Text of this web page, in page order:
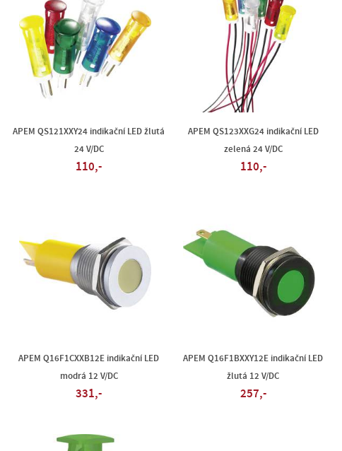
APEM QS121XXY24 indikační LED žlutá
24 V/DC
110,-
APEM QS123XXG24 indikační LED
zelená 24 V/DC
110,-
APEM Q16F1CXXB12E indikační LED
modrá 12 V/DC
331,-
APEM Q16F1BXXY12E indikační LED
žlutá 12 V/DC
257,-